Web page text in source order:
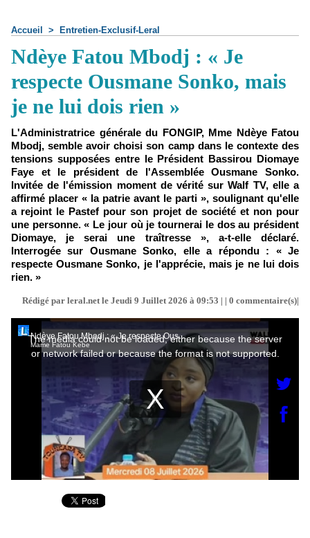
Accueil > Entretien-Exclusif-Leral
Ndèye Fatou Mbodj : « Je
respecte Ousmane Sonko, mais
je ne lui dois rien »
L'Administratrice générale du FONGIP, Mme Ndèye Fatou
Mbodj, semble avoir choisi son camp dans le contexte des
tensions supposées entre le Président Bassirou Diomaye
Faye et le président de l'Assemblée Ousmane Sonko.
Invitée de l'émission moment de vérité sur Walf TV, elle a
affirmé placer « la patrie avant le parti », soulignant qu'elle
a rejoint le Pastef pour son projet de société et non pour
une personne. « Le jour où je tournerai le dos au président
Diomaye, je serai une traîtresse », a-t-elle déclaré.
Interrogée sur Ousmane Sonko, elle a répondu : « Je
respecte Ousmane Sonko, je l'apprécie, mais je ne lui dois
rien. »
Rédigé par leral.net le Jeudi 9 Juillet 2026 à 09:53 | | 0 commentaire(s)|